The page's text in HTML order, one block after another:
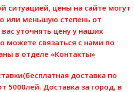
ситуацией, цены на сайте могут
или меньшую степень от
уточнять цену у наших
можете связаться с нами по
в отделе «Контакты»
доставка по
5000лей. Доставка за город, в